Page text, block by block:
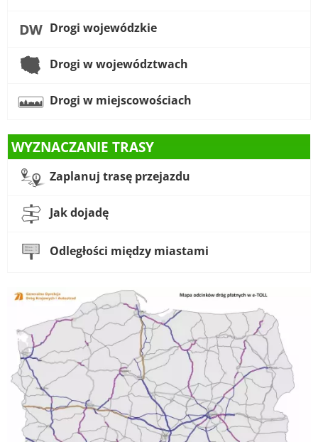
Drogi wojewódzkie
Drogi w województwach
Drogi w miejscowościach
WYZNACZANIE TRASY
Zaplanuj trasę przejazdu
Jak dojadę
Odległości między miastami